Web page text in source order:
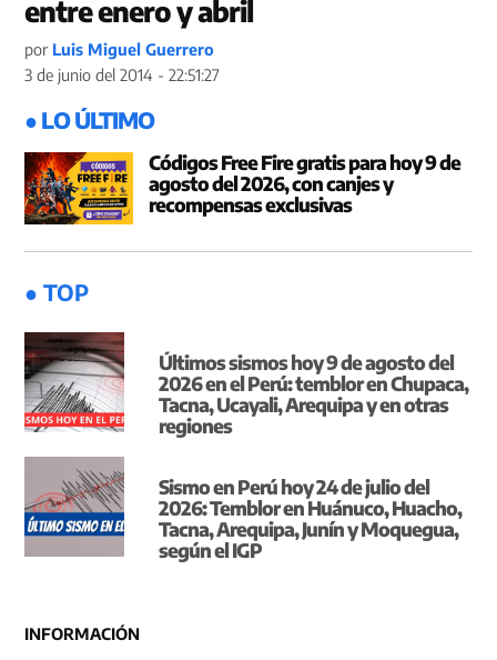
entre enero y abril
por Luis Miguel Guerrero
3 de junio del 2014 - 22:51:27
● LO ÚLTIMO
Códigos Free Fire gratis para hoy 9 de
agosto del 2026, con canjes y
recompensas exclusivas
● TOP
Últimos sismos hoy 9 de agosto del
2026 en el Perú: temblor en Chupaca,
Tacna, Ucayali, Arequipa y en otras
regiones
Sismo en Perú hoy 24 de julio del
2026: Temblor en Huánuco, Huacho,
Tacna, Arequipa, Junín y Moquegua,
según el IGP
INFORMACIÓN